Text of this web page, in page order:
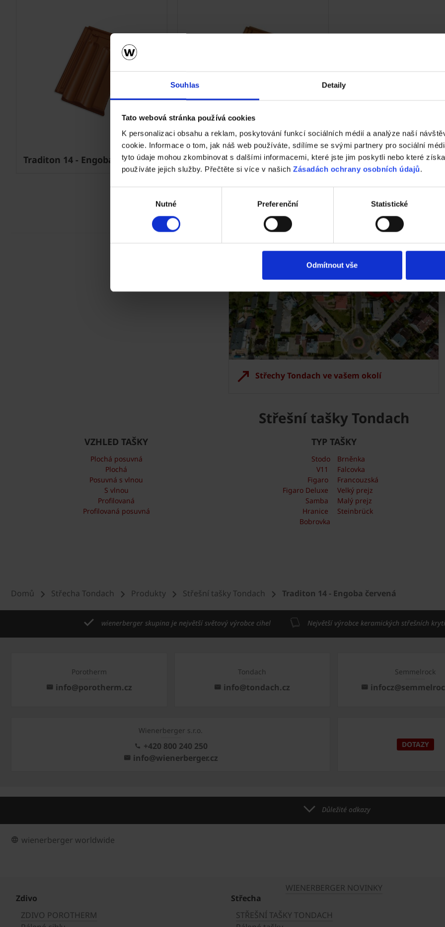
Souhlas Detaily
Tato webová stránka používá cookies
K personalizaci obsahu a reklam, poskytování funkcí sociálních médií a analýze naší
cookie. Informace o tom, jak náš web používáte, sdílíme se svými partnery pro sociální
tyto údaje mohou zkombinovat s dalšími informacemi, které jste jim poskytli nebo které
používáte jejich služby. Přečtěte si více v našich Zásadách ochrany osobních údajů.
Nutné Preferenční Statistické
Odmítnout vše
Traditon 14 - Engoba červená Traditon 14 - Režná
Reference Tondach
Střechy Tondach ve vašem okolí
Střešní tašky Tondach
VZHLED TAŠKY
Plochá posuvná
Plochá
Posuvná s vlnou
S vlnou
Profilovaná
Profilovaná posuvná
TYP TAŠKY
Stodo
V11
Figaro
Figaro Deluxe
Samba
Hranice
Bobrovka
Brněnka
Falcovka
Francouzská
Velký prejz
Malý prejz
Steinbrück
Domů Střecha Tondach Produkty Střešní tašky Tondach Traditon 14 - Engoba červená
wienerberger skupina je největší světový výrobce cihel Největší výrobce keramických střešních
Porotherm
info@porotherm.cz
Tondach
info@tondach.cz
Semmelrock
Wienerberger s.r.o.
+420 800 240 250
info@wienerberger.cz
DOTAZY
Důležité odkazy
wienerberger worldwide
WIENERBERGER NOVINKY
Zdivo
ZDIVO POROTHERM
Střecha
STŘEŠNÍ TAŠKY TONDACH